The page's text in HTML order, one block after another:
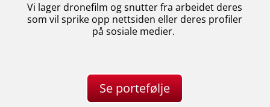
Vi lager dronefilm og snutter fra arbeidet deres
som vil sprike opp nettsiden eller deres profiler
på sosiale medier.
Se portefølje